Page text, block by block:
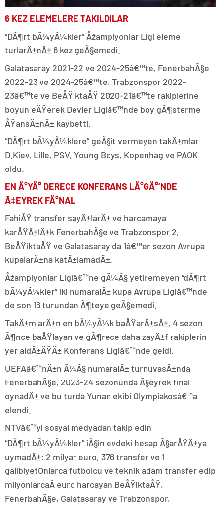
6 KEZ ELEMELERE TAKILDILAR
“DÃ¶rt bÃ¼yÃ¼kler” Åžampiyonlar Ligi eleme
turlarÄ±nÄ± 6 kez geÃ§emedi.
Galatasaray 2021-22 ve 2024-25â€™te, FenerbahÃ§e
2022-23 ve 2024-25â€™te, Trabzonspor 2022-
23â€™te ve BeÅŸiktaÅŸ 2020-21â€™te rakiplerine
boyun eÄŸerek Devler Ligiâ€™nde boy gÃ¶sterme
ÅŸansÄ±nÄ± kaybetti.
“DÃ¶rt bÃ¼yÃ¼klere” geÃ§it vermeyen takÄ±mlar
D.Kiev, Lille, PSV, Young Boys, Kopenhag ve PAOK
oldu.
EN Ä°YÄ° DERECE KONFERANS LÄ°GÄ°’NDE
Ã‡EYREK FÄ°NAL
FahiÅŸ transfer sayÄ±larÄ± ve harcamaya
karÅŸÄ±lÄ±k FenerbahÃ§e ve Trabzonspor 2,
BeÅŸiktaÅŸ ve Galatasaray da 1â€™er sezon Avrupa
kupalarÄ±na katÄ±lamadÄ±.
Åžampiyonlar Ligiâ€™ne gÃ¼Ã§ yetiremeyen “dÃ¶rt
bÃ¼yÃ¼kler” iki numaralÄ± kupa Avrupa Ligiâ€™nde
de son 16 turundan Ã¶teye geÃ§emedi.
TakÄ±mlarÄ±n en bÃ¼yÃ¼k baÅŸarÄ±sÄ±, 4 sezon
Ã¶nce baÅŸlayan ve gÃ¶rece daha zayÄ±f rakiplerin
yer aldÄ±ÄŸÄ± Konferans Ligiâ€™nde geldi.
UEFAâ€™nÄ±n Ã¼Ã§ numaralÄ± turnuvasÄ±nda
FenerbahÃ§e, 2023-24 sezonunda Ã§eyrek final
oynadÄ± ve bu turda Yunan ekibi Olympiakosâ€™a
elendi.
NTVâ€™yi sosyal medyadan takip edin
“DÃ¶rt bÃ¼yÃ¼kler” iÃ§in evdeki hesap Ã§arÅŸÄ±ya
uymadÄ±: 2 milyar euro, 376 transfer ve 1
galibiyetOnlarca futbolcu ve teknik adam transfer edip
milyonlarcaÂ euro harcayan BeÅŸiktaÅŸ,
FenerbahÃ§e, Galatasaray ve Trabzonspor,